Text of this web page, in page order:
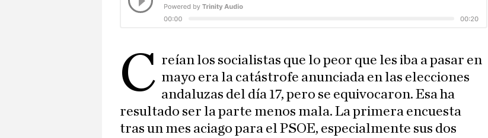
C reían los socialistas que lo peor que les iba a pasar en
mayo era la catástrofe anunciada en las elecciones
andaluzas del día 17, pero se equivocaron. Esa ha
resultado ser la parte menos mala. La primera encuesta
tras un mes aciago para el PSOE, especialmente sus dos